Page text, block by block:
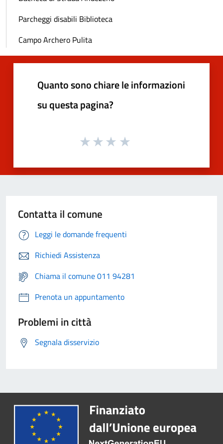
Parcheggi disabili Biblioteca
Campo Archero Pulita
Quanto sono chiare le informazioni
su questa pagina?
Contatta il comune
Leggi le domande frequenti
Richiedi Assistenza
Chiama il comune 011 94281
Prenota un appuntamento
Problemi in città
Segnala disservizio